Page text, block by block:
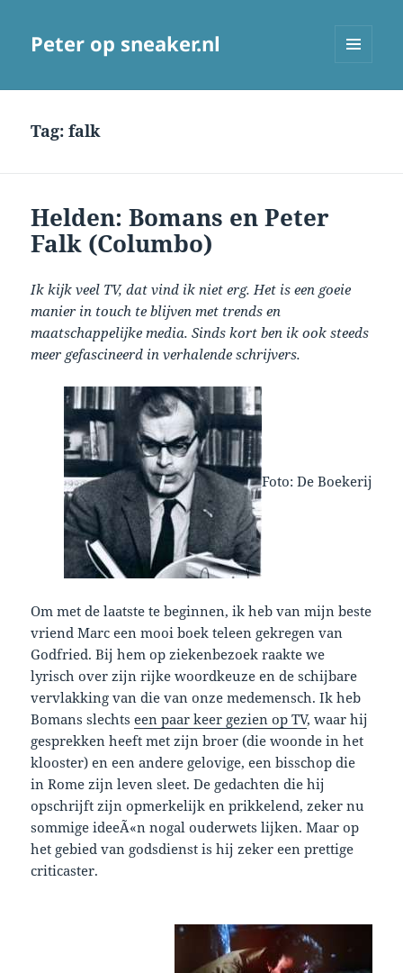
Peter op sneaker.nl
Tag:falk
Helden: Bomans en Peter
Falk (Columbo)
Ik kijk veel TV, dat vind ik niet erg. Het is een goeie
manier in touch te blijven met trends en
maatschappelijke media. Sinds kort ben ik ook steeds
meer gefascineerd in verhalende schrijvers.
Foto: De Boekerij
Om met de laatste te beginnen, ik heb van mijn beste
vriend Marc een mooi boek teleen gekregen van
Godfried. Bij hem op ziekenbezoek raakte we
lyrisch over zijn rijke woordkeuze en de schijbare
vervlakking van die van onze medemensch. Ik heb
Bomans slechtseen paar keer gezien op TV, waar hij
gesprekken heeft met zijn broer (die woonde in het
klooster) en een andere gelovige, een bisschop die
in Rome zijn leven sleet. De gedachten die hij
opschrijft zijn opmerkelijk en prikkelend, zeker nu
sommige ideeÃ«n nogal ouderwets lijken. Maar op
het gebied van godsdienst is hij zeker een prettige
criticaster.